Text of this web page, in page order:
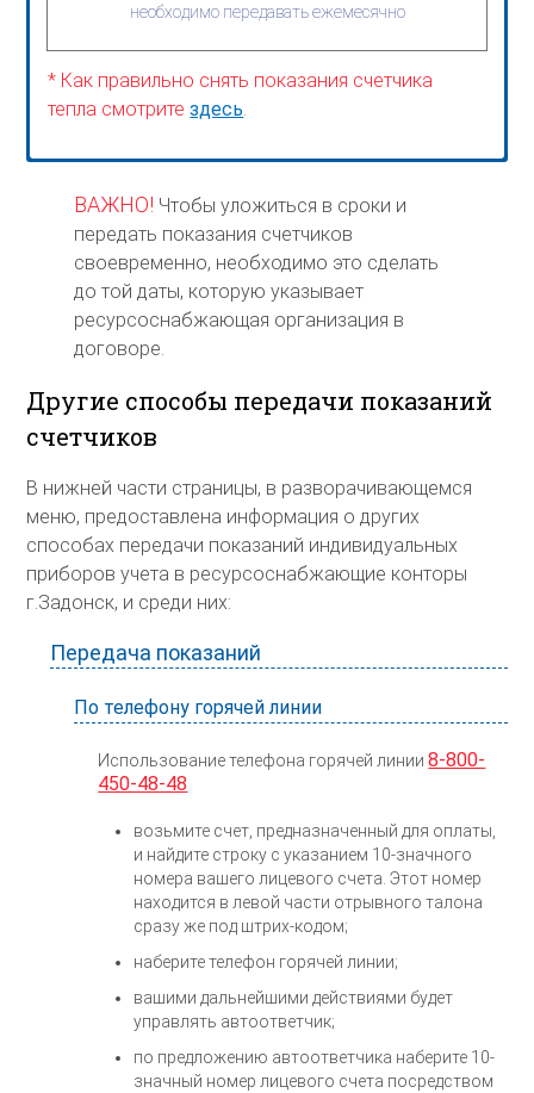
необходимо передавать ежемесячно
* Как правильно снять показания счетчика
тепла смотритездесь
ВАЖНО! Чтобы уложиться в сроки и
передать показания счетчиков
своевременно, необходимо это сделать
до той даты, которую указывает
ресурсоснабжающая организация в
договоре.
Другие способы передачи показаний
счетчиков
В нижней части страницы, в разворачивающемся
меню, предоставлена информация о других
способах передачи показаний индивидуальных
приборов учета в ресурсоснабжающие конторы
г.Задонск, и среди них:
Передача показаний
По телефону горячей линии
Использование телефона горячей линии8-800-
450-48-48
возьмите счет, предназначенный для оплаты,
и найдите строку с указанием 10-значного
номера вашего лицевого счета. Этот номер
находится в левой части отрывного талона
сразу же под штрих-кодом;
наберите телефон горячей линии;
вашими дальнейшими действиями будет
управлять автоответчик;
по предложению автоответчика наберите 10-
значный номер лицевого счета посредством